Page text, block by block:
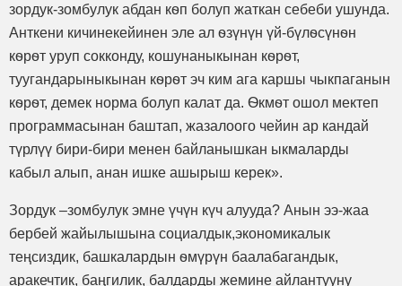
зордук-зомбулук абдан кѳп болуп жаткан себеби ушунда.
Анткени кичинекейинен эле ал ѳзүнүн үй-бүлѳсүнѳн
кѳрѳт уруп сокконду, кошунаныкынан кѳрѳт,
туугандарыныкынан кѳрѳт эч ким ага каршы чыкпаганын
кѳрѳт, демек норма болуп калат да. Ѳкмѳт ошол мектеп
программасынан баштап, жазалоого чейин ар кандай
түрлүү бири-бири менен байланышкан ыкмаларды
кабыл алып, анан ишке ашырыш керек».
Зордук –зомбулук эмне үчүн күч алууда? Анын ээ-жаа
бербей жайылышына социалдык,экономикалык
теңсиздик, башкалардын ѳмүрүн баалабагандык,
аракечтик, баңгилик, балдарды жемине айлантууну